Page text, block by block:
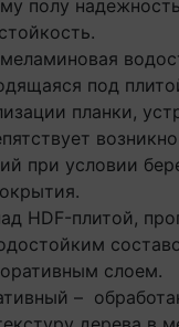
полу
под
планки,
при условии
HDF-плитой,
слоем.
–